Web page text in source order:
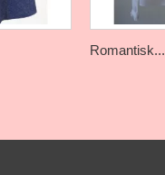
Romantisk...